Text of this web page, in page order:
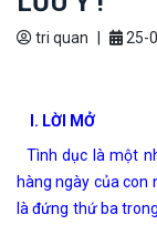
tri quan 25-
I. LỜI MỞ
Tình dục là một
hàng ngày của con
là đứng thứ ba